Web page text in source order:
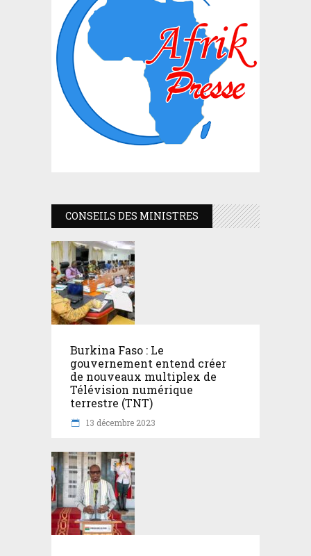
CONSEILS DES MINISTRES
Burkina Faso : Le
gouvernement entend créer
de nouveaux multiplex de
Télévision numérique
terrestre (TNT)
13 décembre 2023